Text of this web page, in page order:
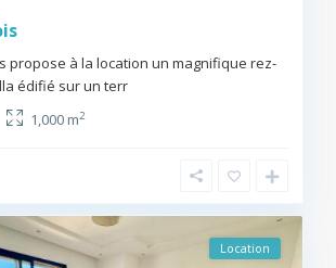
propose à la location un magnifique rez-
édifié sur un terr
1,000 m2
Location